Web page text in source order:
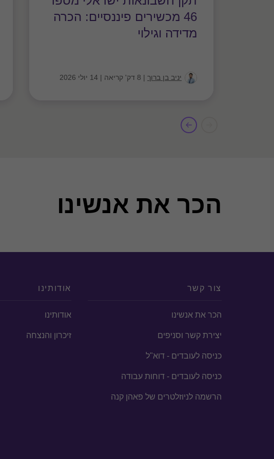
46 מכשירים פיננסיים: הכרה
מדידה וגילוי
יניב בן ברוך | 8 דק' קריאה | 14 יולי 2026
הכר את אנשינו
צור קשר
הכר את אנשינו
יצירת קשר וסניפים
כניסה לעובדים - דוא"ל
כניסה לעובדים - דוחות עבודה
הרשמה לניוזלטרים של פאהן קנה
אודותינו
אודותינו
זיכרון והנצחה